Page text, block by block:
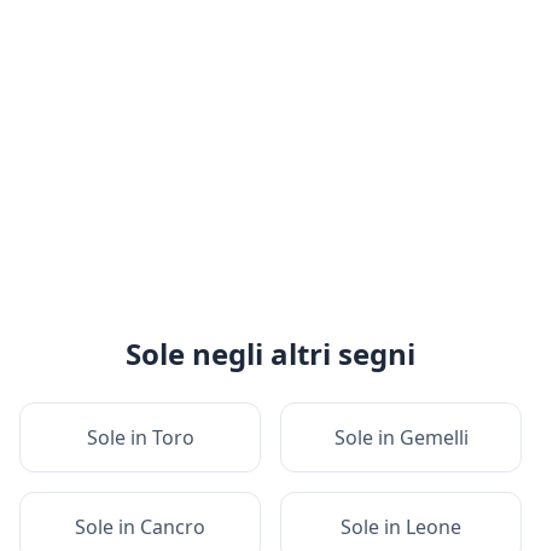
Sole negli altri segni
Solein Toro Solein Gemelli
Sole in Cancro Sole in Leone